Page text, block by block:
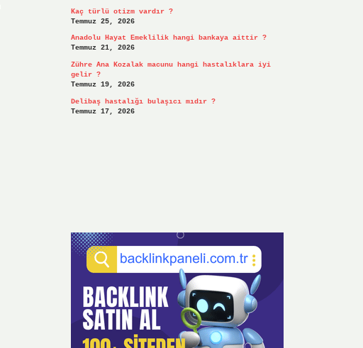
Kaç türlü otizm vardır ?
Temmuz 25, 2026
Anadolu Hayat Emeklilik hangi bankaya aittir ?
Temmuz 21, 2026
Zühre Ana Kozalak macunu hangi hastalıklara iyi
gelir ?
Temmuz 19, 2026
Delibaş hastalığı bulaşıcı mıdır ?
Temmuz 17, 2026